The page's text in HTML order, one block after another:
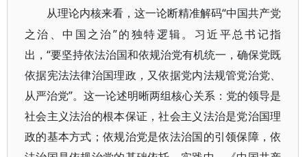
从理论内核来看，这一论断精准解码“中国共产党
之治、中国之治”的独特逻辑。习近平总书记指
出，“要坚持依法治国和依规治党有机统一，确保党既
依据宪法法律治国理政，又依据党内法规管党治党、
从严治党”。这一论述明晰两组核心关系：党的领导是
社会主义法治的根本保证，社会主义法治是党治国理
政的基本方式；依规治党是依法治国的引领保障，依